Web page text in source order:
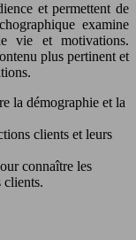
et permettent de
examine
vie et motivations.
plus pertinent et
la démographie et la
clients et leurs
connaître les
clients.